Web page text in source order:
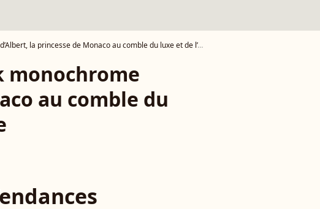
la princesse de Monaco au comble du luxe et de l’élégance
monochrome
au comble du